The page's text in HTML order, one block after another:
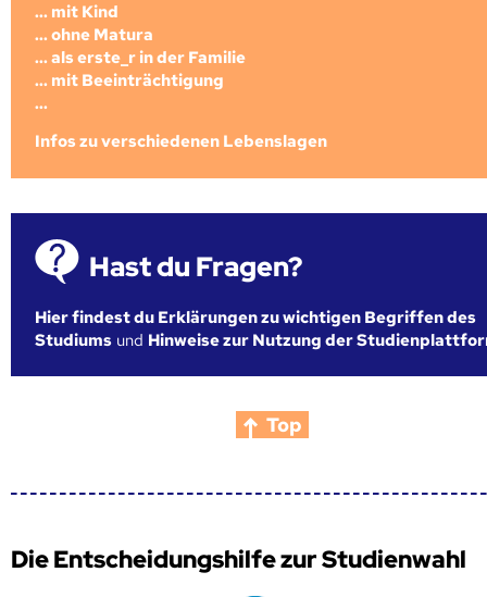
... mit Kind
... ohne Matura
... als erste_r in der Familie
... mit Beeinträchtigung
...
Infos zu verschiedenen Lebenslagen
Hast du Fragen?
Hier findest du Erklärungen zu wichtigen Begriffen des
Studiums und Hinweise zur Nutzung der
Top
Die Entscheidungshilfe zur Studienwahl